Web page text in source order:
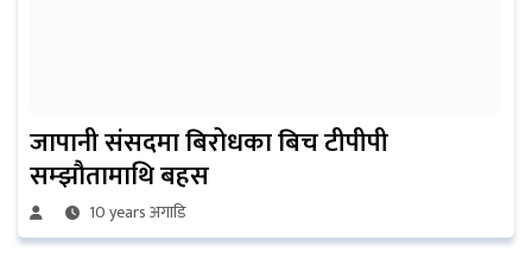
जापानी संसदमा बिरोधका बिच टीपीपी
सम्झौतामाथि बहस
10 years अगाडि